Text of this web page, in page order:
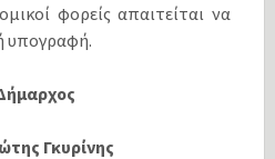
φορείς απαιτείται να
υπογραφή.
Γκυρίνης